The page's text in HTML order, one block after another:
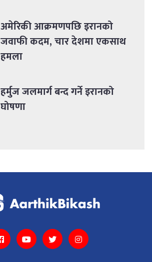
अमेरिकी आक्रमणपछि इरानको
जवाफी कदम, चार देशमा एकसाथ
हमला
हर्मुज जलमार्ग बन्द गर्ने इरानको
घोषणा